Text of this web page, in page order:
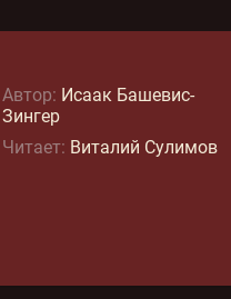
Автор: Исаак Башевис-
Зингер
Читает: Виталий Сулимов